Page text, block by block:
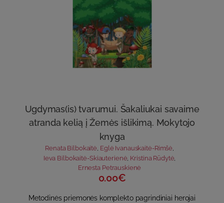
Ugdymas(is) tvarumui. Šakaliukai savaime
atranda kelią į Žemės išlikimą. Mokytojo
knyga
Renata Bilbokaitė, Eglė Ivanauskaitė-Rimšė,
Ieva Bilbokaitė-Skiauterienė Kristina Rūdytė
Ernesta Petrauskienė
0.00€
Metodinės priemonės komplekto pagrindiniai herojai